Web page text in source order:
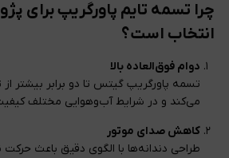
انتخاب است؟
دوام فوق‌العاده بالا
تسمه پاورگریپ گیتس تا دو برابر بیشتر
می‌کند و در شرایط آب‌و‌هوایی مختلف
کاهش صدای موتور
طراحی دندانه‌ها با الگوی دقیق باعث